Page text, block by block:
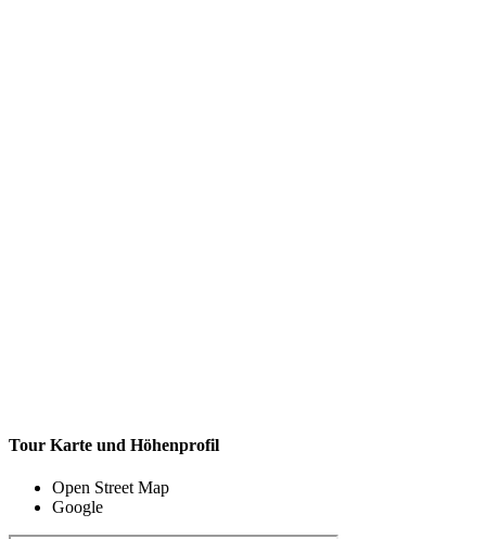
Tour Karte und Höhenprofil
Open Street Map
Google